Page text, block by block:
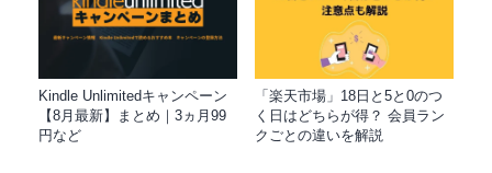
Kindle Unlimitedキャンペーン
【8月最新】まとめ｜3ヵ月99
円など
「楽天市場」18日と5と0のつ
く日はどちらが得？ 会員ラン
クごとの違いを解説